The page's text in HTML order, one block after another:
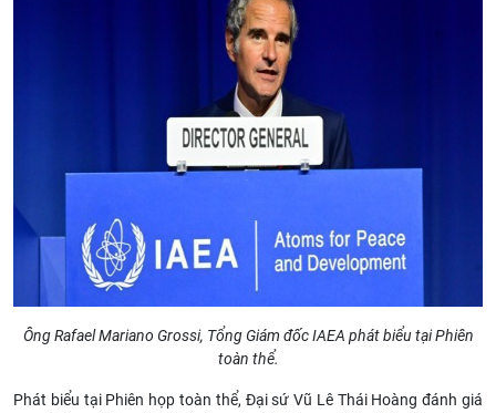
Ông Rafael Mariano Grossi, Tổng Giám đốc IAEA phát biểu tại Phiên
toàn thể.
Phát biểu tại Phiên họp toàn thể, Đại sứ Vũ Lê Thái Hoàng đánh giá